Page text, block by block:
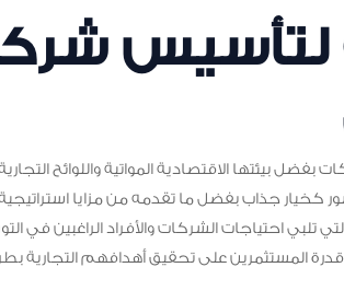
لتأسيس
بيئتها الاقتصادية المواتية واللوائح
كخيار جذاب بفضل ما تقدمه من مزايا
احتياجات الشركات والأفراد الراغبين في
المستثمرين على تحقيق أهدافهم التجارية